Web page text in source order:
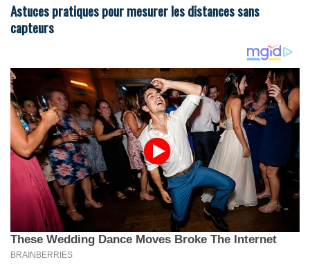
Astuces pratiques pour mesurer les distances sans
capteurs